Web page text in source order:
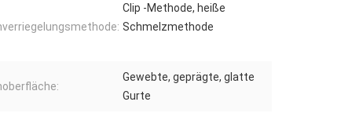
Clip -Methode, heiße
Schmelzmethode
Gewebte, geprägte, glatte
Gurte